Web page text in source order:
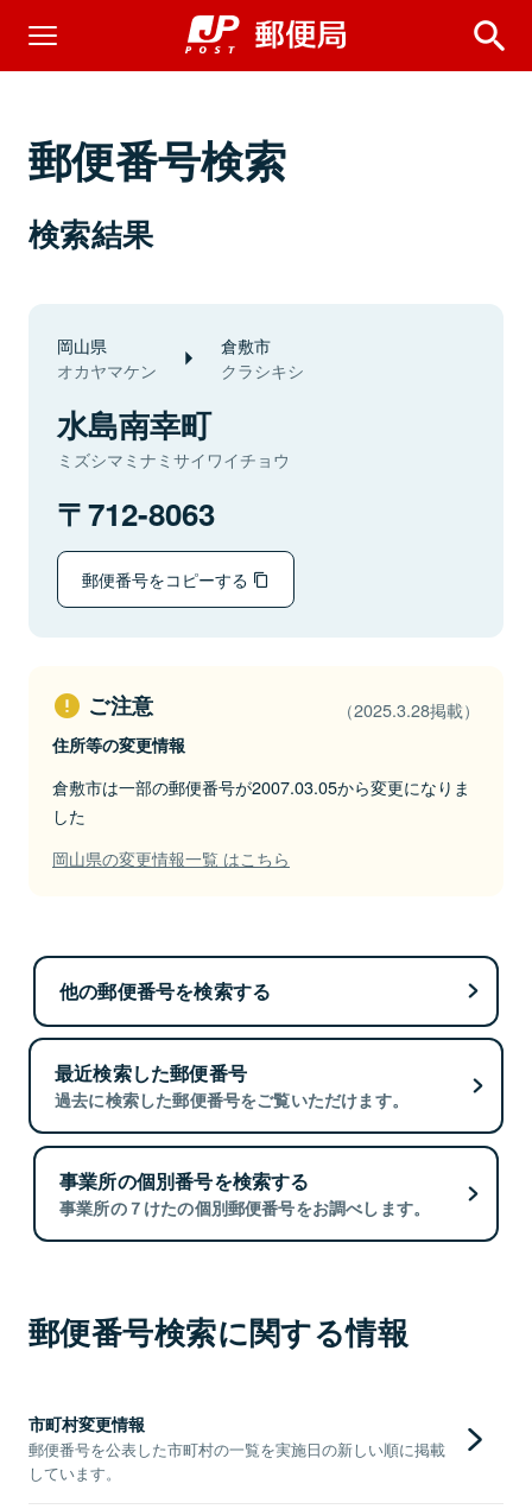
郵便番号検索
検索結果
岡山県
オカヤマケン
倉敷市
クラシキシ
水島南幸町
ミズシマミナミサイワイチョウ
712-8063
郵便番号をコピーする
ご注意 （2025.3.28掲載）
住所等の変更情報
倉敷市は一部の郵便番号が2007.03.05から変更になりま
した
岡山県の変更情報一覧 はこちら
他の郵便番号を検索する
最近検索した郵便番号
過去に検索した郵便番号をご覧いただけます。
事業所の個別番号を検索する
事業所の７けたの個別郵便番号をお調べします。
郵便番号検索に関する情報
市町村変更情報
郵便番号を公表した市町村の一覧を実施日の新しい順に掲載
しています。